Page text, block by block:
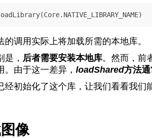
的调用实际上将加载所需的本地库。
是， 后者需要安装本地库。然而，前
。由于这一差异， loadShared方法
经初始化了这个库，让我们看看我们
像